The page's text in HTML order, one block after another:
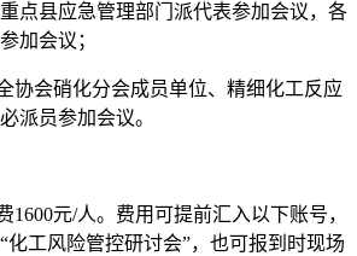
点县应急管理部门派代表参加会议，各
加会议；
会硝化分会成员单位、精细化工反应
派员参加会议。
元/人。费用可提前汇入以下账号，
化工风险管控研讨会”，也可报到时现场